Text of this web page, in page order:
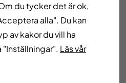
du tycker det är ok,
alla". Du kan
av kakor du vill ha
Läs vår